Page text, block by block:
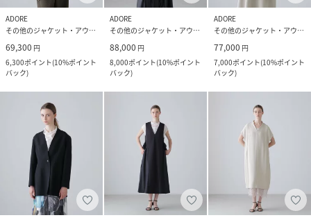
ADORE
その他のジャケット・アウター
69,300 円
6,300ポイント(10%ポイント
バック)
ADORE
その他のジャケット・アウター
88,000 円
8,000ポイント(10%ポイント
バック)
ADORE
その他のジャケット・アウター
77,000 円
7,000ポイント(10%ポイント
バック)